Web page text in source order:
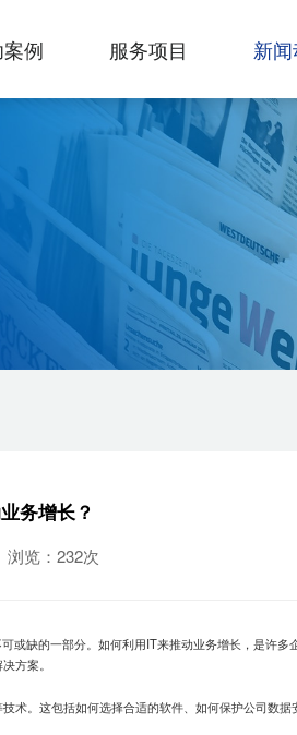
例 服务项目 新
务增长？
浏览：232次
或缺的一部分。如何利用IT来推动业务增长，是许多
方案。
术。这包括如何选择合适的软件、如何保护公司数